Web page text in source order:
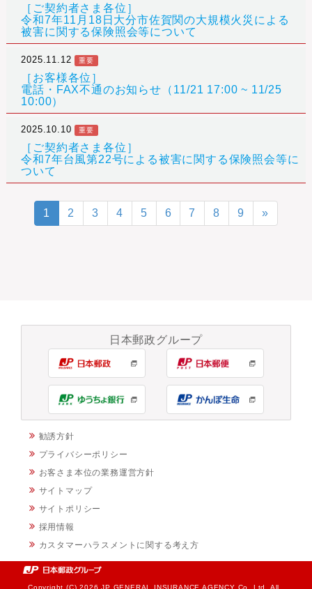
［ご契約者さま各位］
令和7年11月18日大分市佐賀関の大規模火災による
被害に関する保険照会等について
2025.11.12 重要
［お客様各位］
電話・FAX不通のお知らせ（11/21 17:00 ~ 11/25
10:00）
2025.10.10 重要
［ご契約者さま各位］
令和7年台風第22号による被害に関する保険照会等に
ついて
1 2 3 4 5 6 7 8 9 »
日本郵政グループ
勧誘方針
プライバシーポリシー
お客さま本位の業務運営方針
サイトマップ
サイトポリシー
採用情報
カスタマーハラスメントに関する考え方